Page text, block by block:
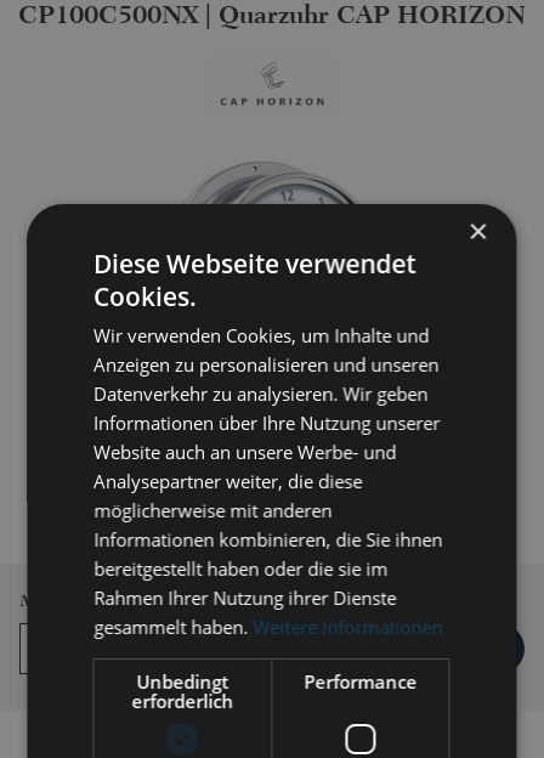
CP100C500NX | Quarzuhr CAP HORIZON
189,00 € *
zzgl. Versandkosten
Lieferzeit 3-5 Werktage
Menge
Auf die Vergleichsliste setzen
×
Diese Webseite verwendet
Cookies.
Wir verwenden Cookies, um Inhalte und
Anzeigen zu personalisieren und unseren
Datenverkehr zu analysieren. Wir geben
Informationen über Ihre Nutzung unserer
Website auch an unsere Werbe- und
Analysepartner weiter, die diese
möglicherweise mit anderen
Informationen kombinieren, die Sie ihnen
bereitgestellt haben oder die sie im
Rahmen Ihrer Nutzung ihrer Dienste
gesammelt haben.Weitere Informationen
Unbedingt
erforderlich
Performance